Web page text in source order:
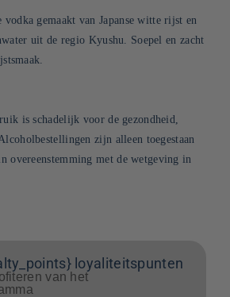
vodka gemaakt van Japanse witte rijst en
uit de regio Kyushu. Soepel en zacht
is schadelijk voor de gezondheid,
zijn alleen toegestaan
overeenstemming met de wetgeving in
loyaliteitspunten
van het